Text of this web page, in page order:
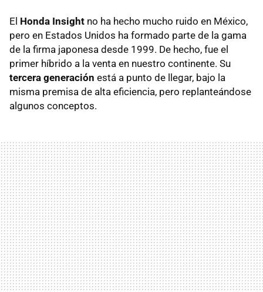
El Honda Insight no ha hecho mucho ruido en México,
pero en Estados Unidos ha formado parte de la gama
de la firma japonesa desde 1999. De hecho, fue el
primer híbrido a la venta en nuestro continente. Su
tercera generación está a punto de llegar, bajo la
misma premisa de alta eficiencia, pero replanteándose
algunos conceptos.